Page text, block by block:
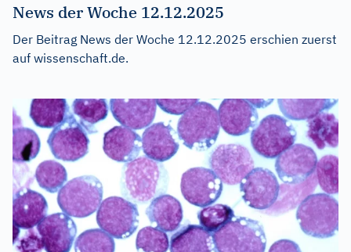
News der Woche 12.12.2025
Der Beitrag News der Woche 12.12.2025 erschien zuerst
auf wissenschaft.de.